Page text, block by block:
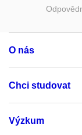
O nás
Chci studovat
Výzkum